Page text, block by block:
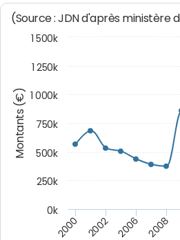
Montants (€)
(Source : JDN d'après ministère
2000 2002 2006 2008
0k
250k
500k
750k
1 000k
1 250k
1 500k